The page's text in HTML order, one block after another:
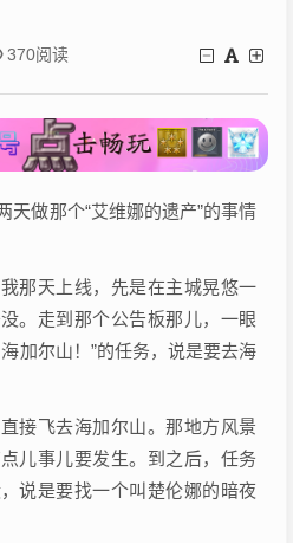
370阅读
天做那个“艾维娜的遗产”的事情
那天上线，先是在主城晃悠一
。走到那个公告板那儿，一眼
加尔山！”的任务，说是要去海
接飞去海加尔山。那地方风景
儿事儿要发生。到之后，任务
说是要找一个叫楚伦娜的暗夜